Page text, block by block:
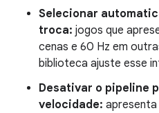
Selecionar
troca: jogos que
cenas e 60 Hz em
biblioteca ajuste esse
Desativar o pipeline
velocidade: